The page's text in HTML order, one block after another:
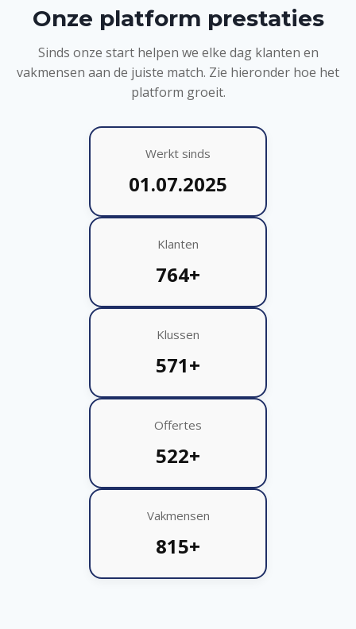
Onze platform prestaties
Sinds onze start helpen we elke dag klanten en
vakmensen aan de juiste match. Zie hieronder hoe het
platform groeit.
Werkt sinds
01.07.2025
Klanten
764+
Klussen
571+
Offertes
522+
Vakmensen
815+